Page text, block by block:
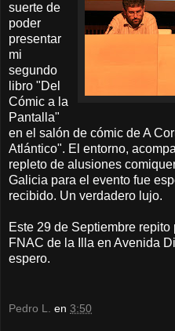
suerte de
poder
presentar
mi
segundo
libro "Del
Cómic a la
Pantalla"
en el salón de cómic de A
Atlántico". El entorno,
repleto de alusiones
Galicia para el evento fue
recibido. Un verdadero lujo.
Este 29 de Septiembre
FNAC de la Illa en Avenida
espero.
Pedro L. en 3:50